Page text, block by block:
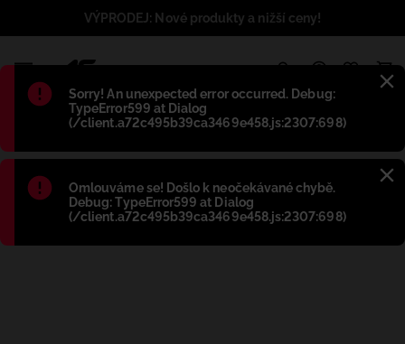
Błąd:
Sorry! An unexpected error occurred. Debug:
TypeError599 at Dialog
(/client.a72c495b39ca3469e458.js:2307:698)
Błąd:
Omlouváme se! Došlo k neočekávané chybě.
Debug: TypeError599 at Dialog
(/client.a72c495b39ca3469e458.js:2307:698)
VÝPRODEJ: Nové produkty a nižší ceny!